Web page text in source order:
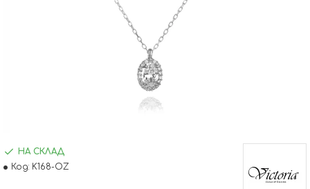
НА СКЛАД
Код: K168-OZ